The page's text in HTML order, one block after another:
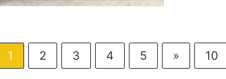
1 2 3 4 5 » 10